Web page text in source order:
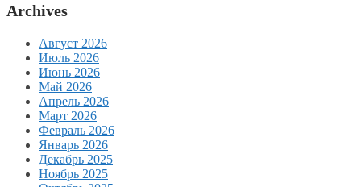
Archives
Август 2026
Июль 2026
Июнь 2026
Май 2026
Апрель 2026
Март 2026
Февраль 2026
Январь 2026
Декабрь 2025
Ноябрь 2025